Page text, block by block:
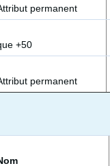
permanent
+50
permanent